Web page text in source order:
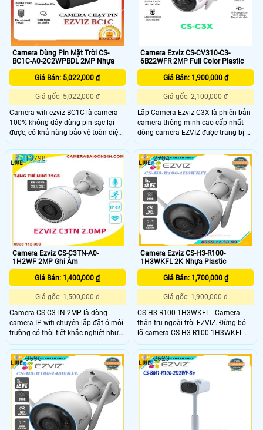
Camera Dùng Pin Mặt Trời CS-
BC1C-A0-2C2WPBDL 2MP Nhựa
Giá Bán: 5,022,000 ₫
Giá gốc: 5,022,000 ₫
Camera wifi ezviz BC1C là camera
100% không dây dùng pin sạc lại
được, có khả năng bảo vệ toàn diện
ngôi nhà trong tối đa 210 ngày chỉ
với một lần sạc. Ngoài kế thừa các
công nghệ cốt lõi của EZVIZ như có
màu ban đêm, đàm thoại hai chiều,
phòng vệ chủ động, BC1C còn dễ
dàng lắp đặt ở bất kỳ vị trí nào giúp
bạn hoàn toàn an tâm.
Camera Ezviz CS-CV310-C3-
6B22WFR 2MP Full Color Plastic
Giá Bán: 1,900,000 ₫
Giá gốc: 2,100,000 ₫
Lắp Camera Ezviz C3X là phiên bản
camera thông minh cao cấp nhất
dòng camera EZVIZ được trang bị 2
ống kính kép một ống kính chuyên
nhìn ban ngày và một ống kính
chuyên nhìn ban đêm kết hợp lại với
nhau cho hình ảnh vô cùng đẹp cả
ban ngày và ban đêm. Hơn thế
camera ghi hình màu vào ban đêm
với độ nhạy sáng cực thấp, tích hợp
thêm tính năng AI thông minh hơn,
tự ghi hình màu khi phát hiện
chuyển động, tự thiết lập âm thanh
thông báo và thiết kế theo chuẩn
IP67
Camera Ezviz CS-C3TN-A0-
1H2WF 2MP Ghi Âm
Giá Bán: 1,400,000 ₫
Giá gốc: 1,500,000 ₫
Camera CS-C3TN 2MP là dòng
camera IP wifi chuyên lắp đặt ở môi
trường có thời tiết khắc nghiệt như
mưa bão, nắng to, gió bụi,. . .
Camera được thiết kế vỏ kim loại
chắc chắn màu trắng sang trọng,
hiện đại, có thể tùy chỉnh góc quan
sát bằng tay
13798
Camera Ezviz CS-H3-R100-
1H3WKFL 2K Nhựa Plastic
Giá Bán: 1,700,000 ₫
Giá gốc: 1,900,000 ₫
CS-H3-R100-1H3WKFL - Camera
thân trụ ngoài trời EZVIZ. Đừng bỏ
lỡ camera CS-H3-R100-1H3WKFL
2K nếu bạn đang cần một sản
phẩm an ninh với những tính năng
thông minh thiết yếu để bảo vệ ngôi
nhà bạn. Sản phẩm phù hợp cho
văn phòng, siêu thị, cửa hàng , văn
2704
3596 2623